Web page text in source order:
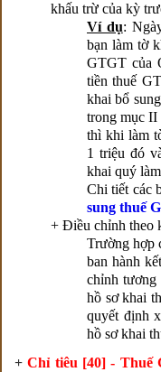
khấu trừ của kỳ
Ví dụ:
bạn làm tờ
GTGT của
tiền thuế
khai bổ
trong mục
thì khi làm
1 triệu đó
khai quý
Chi tiết các
sung thuế
+ Điều chỉnh theo
Trường hợp
ban hành
chỉnh
hồ sơ khai
quyết định
hồ sơ khai
+Chỉ tiêu [40] - Thuế